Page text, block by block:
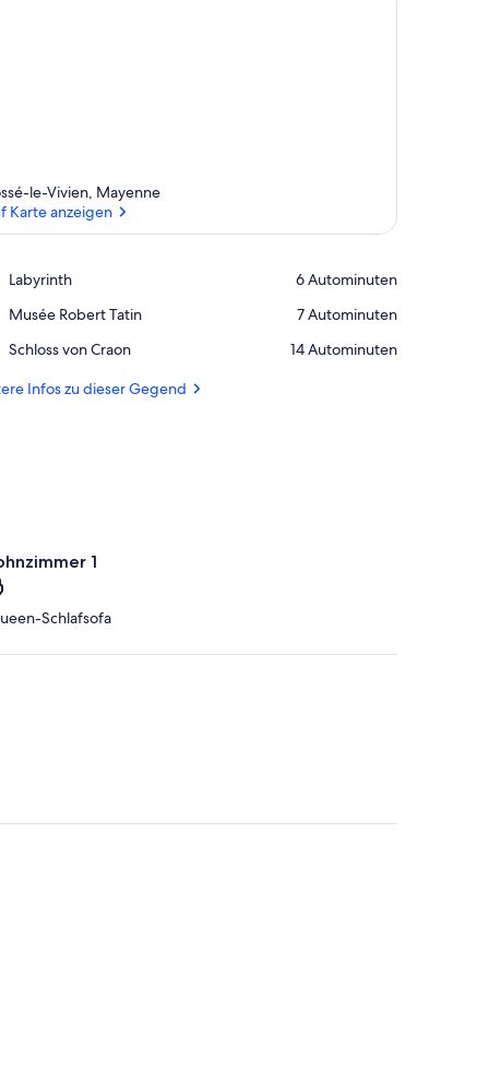
le-Vivien, Mayenne
Karte anzeigen
Labyrinth
Place,
‪6 Autominuten‬
Musée Robert Tatin
Place,
Robert
‪7 Autominuten‬
Schloss von Craon
Place,
von
‪14 Autominuten‬
Infos zu dieser Gegend
1
Schlafsofa